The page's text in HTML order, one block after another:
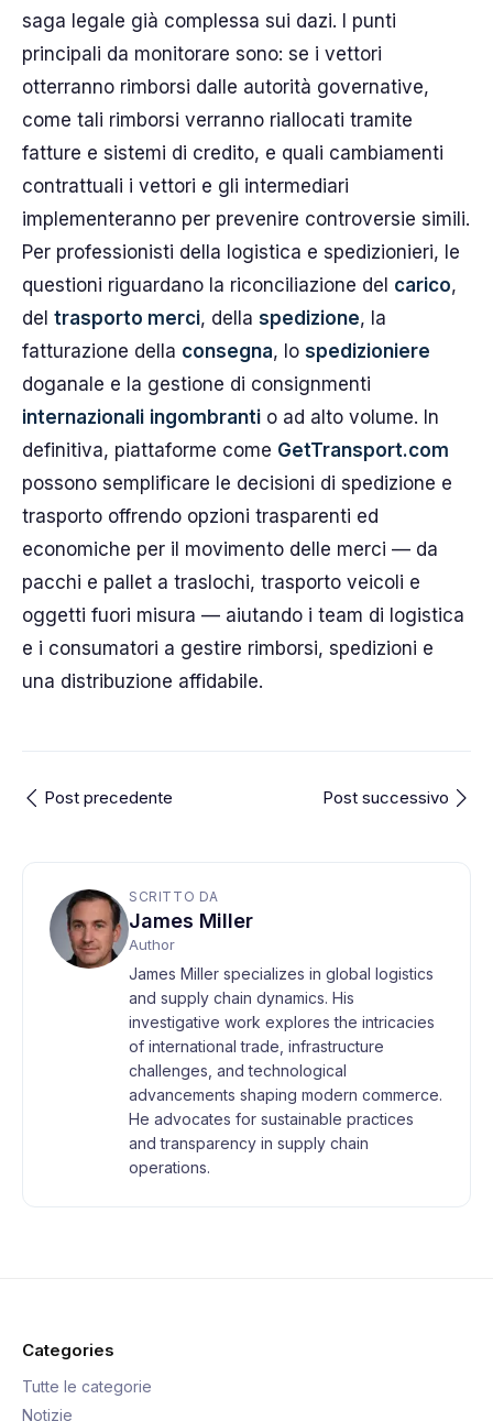
saga legale già complessa sui dazi. I punti
principali da monitorare sono: se i vettori
otterranno rimborsi dalle autorità governative,
come tali rimborsi verranno riallocati tramite
fatture e sistemi di credito, e quali cambiamenti
contrattuali i vettori e gli intermediari
implementeranno per prevenire controversie simili.
Per professionisti della logistica e spedizionieri, le
questioni riguardano la riconciliazione del carico,
del trasporto merci, della spedizione, la
fatturazione della consegna, lo spedizioniere
doganale e la gestione di consignmenti
internazionali ingombranti o ad alto volume. In
definitiva, piattaforme come GetTransport.com
possono semplificare le decisioni di spedizione e
trasporto offrendo opzioni trasparenti ed
economiche per il movimento delle merci — da
pacchi e pallet a traslochi, trasporto veicoli e
oggetti fuori misura — aiutando i team di logistica
e i consumatori a gestire rimborsi, spedizioni e
una distribuzione affidabile.
Post precedente Post successivo
SCRITTO DA
James Miller
Author
James Miller specializes in global logistics
and supply chain dynamics. His
investigative work explores the intricacies
of international trade, infrastructure
challenges, and technological
advancements shaping modern commerce.
He advocates for sustainable practices
and transparency in supply chain
operations.
Categories
Tutte le categorie
Notizie